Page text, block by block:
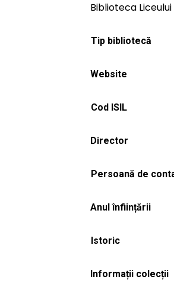
Biblioteca
Tip bibliotecă
Website
Cod ISIL
Director
Persoană de
Anul înființării
Istoric
Informații colecții